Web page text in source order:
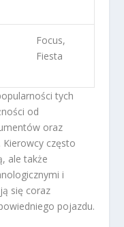
Focus,
Fiesta
tych
od
oraz
często
ale także
i
się coraz
pojazdu.